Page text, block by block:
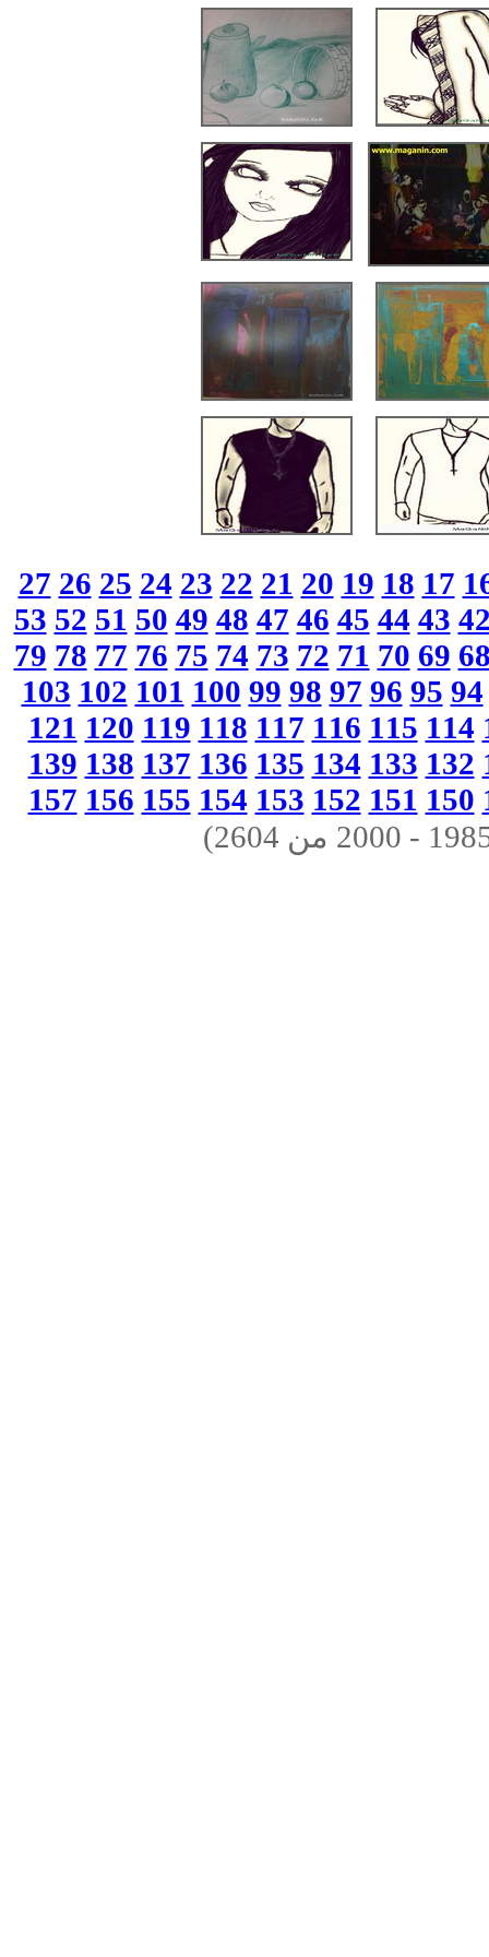
17
18
19
20
21
22
23
24
25
26
27
43
44
45
46
47
48
49
50
51
52
53
69
70
71
72
73
74
75
76
77
78
79
94
95
96
97
98
99
100
101
102
103
114
115
116
117
118
119
120
121
132
133
134
135
136
137
138
139
150
151
152
153
154
155
156
157